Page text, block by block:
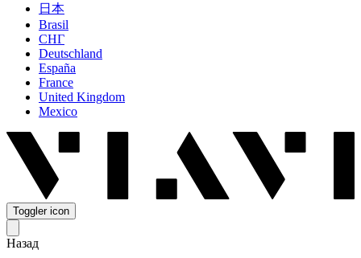
日本
Brasil
СНГ
Deutschland
España
France
United Kingdom
Mexico
Toggler icon
Назад